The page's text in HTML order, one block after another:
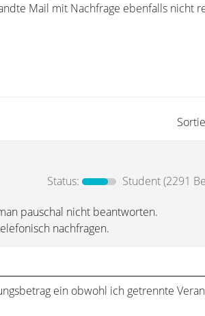
Mail mit Nachfrage ebenfalls nicht
Status:
Student(2291
pauschal nicht beantworten.
nachfragen.
ein obwohl ich getrennte